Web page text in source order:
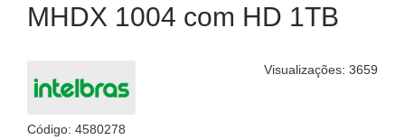
MHDX 1004 com HD 1TB
Visualizações: 3659
Código: 4580278